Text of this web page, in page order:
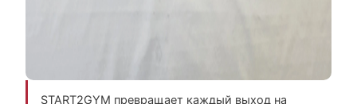
START2GYM превращает каждый выход на